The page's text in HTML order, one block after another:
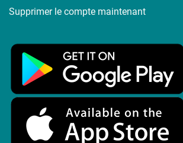
Supprimer le compte maintenant